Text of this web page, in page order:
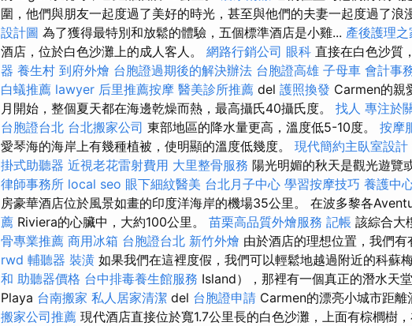
圍，他們與朋友一起度過了美好的時光，甚至與他們的夫妻一起度過了浪
設計圖 為了獲得最特別和放鬆的體驗，五個標準酒店是小雞... 產後護理
酒店，位於白色沙灘上的成人客人。 網路行銷公司 眼科 直接在白色沙質
器 養生村 到府外燴 台胞證過期後的解決辦法 台胞證高雄 子母車 會計事
白蟻推薦 lawyer 后里推薦按摩 醫美診所推薦 del 護照換發 Carmen的親
月開始，整個夏天都在海邊乾燥而熱，最高攝氏40攝氏度。 找人 專注於
台胞證台北 台北搬家公司 東部地區的降水量更高，溫度低5-10度。 按摩
愛琴海的海岸上有幾種植被，使明顯的溫度低幾度。 現代簡約主臥室設計
掛式助聽器 近視老花雷射費用 大里整骨服務 陽光明媚的秋天是觀光遊覽
律師事務所 local seo 眼下細紋醫美 台北月子中心 學習按摩技巧 養護中
房豪華酒店位於風景如畫的印度洋海岸的機場35公里。 在波多黎各
薦 Riviera的心臟中，大約100公里。 苗栗高品質外燴服務 記帳 該綜合大
骨專業推薦 商用冰箱 台胞證台北 新竹外燴 由於酒店的理想位置，我們有
rwd 輔聽器 裝潢 如果我們在這裡度假，我們可以輕鬆地越過附近的科蘇
和 助聽器價格 台中排毒養生館服務 Island），那裡有一個真正的潛水天
Playa 台南搬家 私人居家清潔 del 台胞證申請 Carmen的漂亮小城市距離
搬家公司推薦 現代酒店直接位於寬1.7公里長的白色沙灘，上面有棕櫚樹，